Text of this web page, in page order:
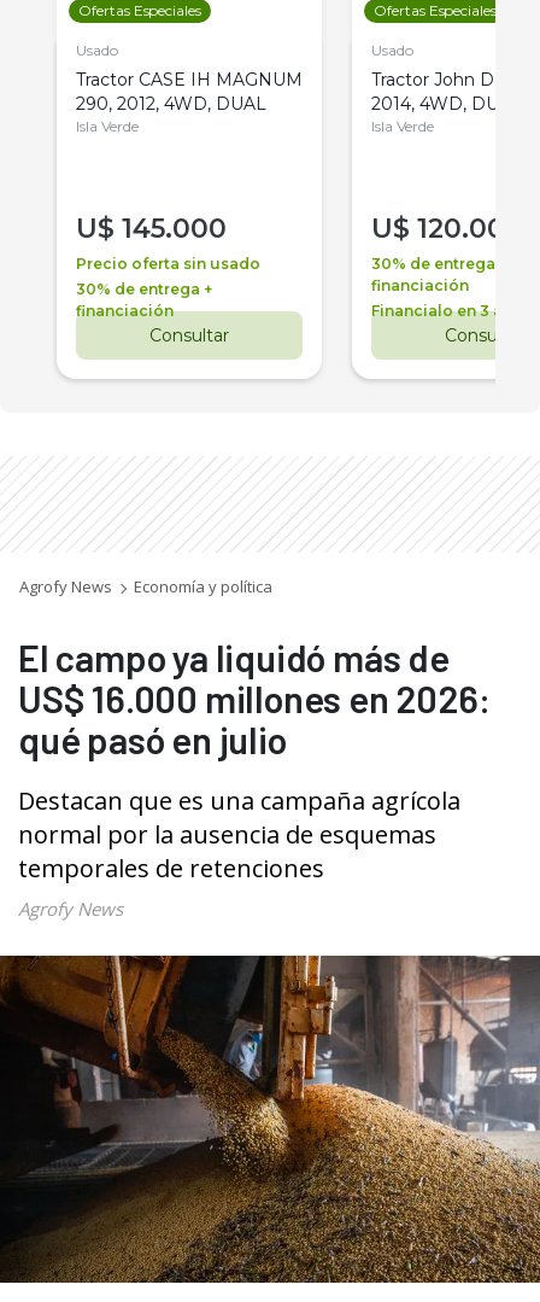
Ofertas Especiales
Usado
Tractor CASE IH MAGNUM
290, 2012, 4WD, DUAL
Isla Verde
U$ 145.000
Precio oferta sin usado
30% de entrega +
financiación
Consultar
Ofertas Especiales
Usado
Tractor John Deere
2014, 4WD, DUAL
Isla Verde
U$ 120.000
30% de entrega +
financiación
Financialo en 3 años
Consultar
Agrofy News Economía y política
El campo ya liquidó más de
US$ 16.000 millones en 2026:
qué pasó en julio
Destacan que es una campaña agrícola
normal por la ausencia de esquemas
temporales de retenciones
Agrofy News